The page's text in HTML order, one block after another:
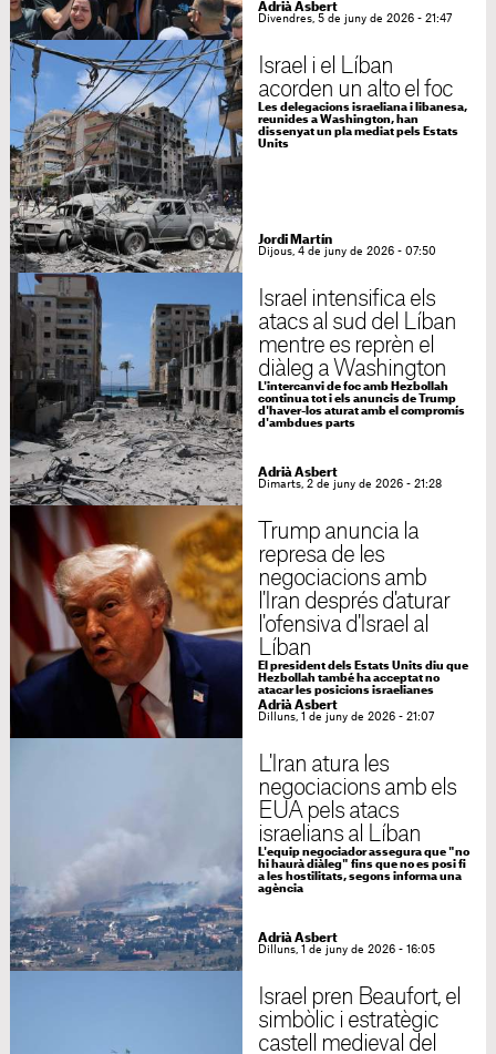
Adrià Asbert
Divendres, 5 de juny de 2026 - 21:47
Israel i el Líban
acorden un alto el foc
Les delegacions israeliana i libanesa,
reunides a Washington, han
dissenyat un pla mediat pels Estats
Units
Jordi Martín
Dijous, 4 de juny de 2026 - 07:50
Israel intensifica els
atacs al sud del Líban
mentre es reprèn el
diàleg a Washington
L'intercanvi de foc amb Hezbollah
continua tot i els anuncis de Trump
d'haver-los aturat amb el compromís
d'ambdues parts
Adrià Asbert
Dimarts, 2 de juny de 2026 - 21:28
Trump anuncia la
represa de les
negociacions amb
l'Iran després d'aturar
l'ofensiva d'Israel al
Líban
El president dels Estats Units diu que
Hezbollah també ha acceptat no
atacar les posicions israelianes
Adrià Asbert
Dilluns, 1 de juny de 2026 - 21:07
L'Iran atura les
negociacions amb els
EUA pels atacs
israelians al Líban
L'equip negociador assegura que "no
hi haurà diàleg" fins que no es posi fi
a les hostilitats, segons informa una
agència
Adrià Asbert
Dilluns, 1 de juny de 2026 - 16:05
Israel pren Beaufort, el
simbòlic i estratègic
castell medieval del